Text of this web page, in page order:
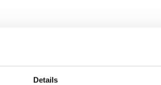
Details